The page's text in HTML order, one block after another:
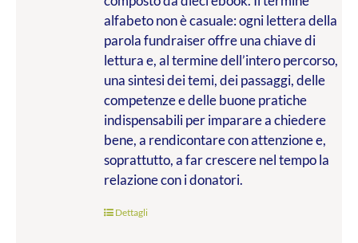
alfabeto non è casuale: ogni lettera della
parola fundraiser offre una chiave di
lettura e, al termine dell’intero percorso,
una sintesi dei temi, dei passaggi, delle
competenze e delle buone pratiche
indispensabili per imparare a chiedere
bene, a rendicontare con attenzione e,
soprattutto, a far crescere nel tempo la
relazione con i donatori.
Dettagli